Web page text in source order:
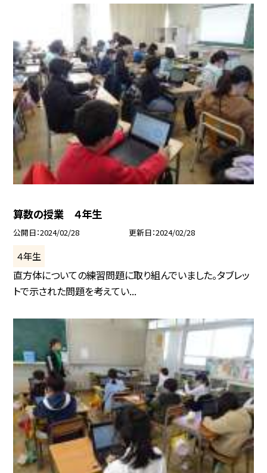
算数の授業 ４年生
公開日 2024/02/28 更新日 2024/02/28
４年生
直方体についての練習問題に取り組んでいました。タブレッ
トで示された問題を考えてい...